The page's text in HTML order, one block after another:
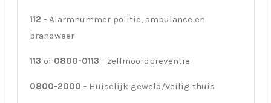
112 - Alarmnummer politie, ambulance en
brandweer
113 of0800-0113 - zelfmoordpreventie
0800-2000 -Huiselijk geweld/Veilig thuis